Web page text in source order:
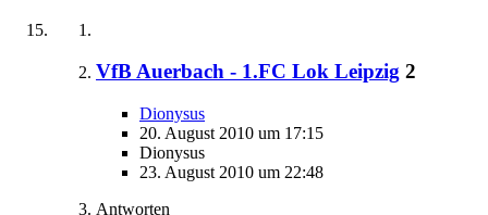
VfB Auerbach - 1.FC Lok Leipzig 2
Dionysus
20. August 2010 um 17:15
Dionysus
23. August 2010 um 22:48
Antworten